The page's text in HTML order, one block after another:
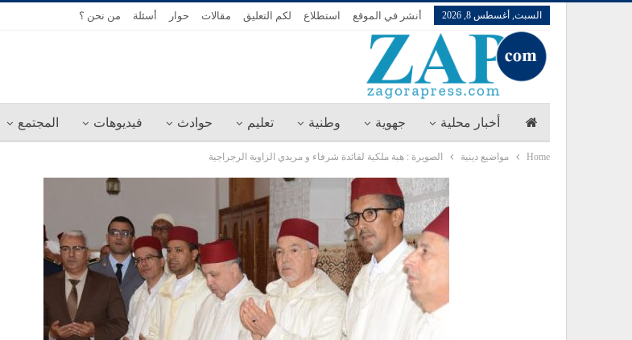
السبت, أغسطس 8, 2026 أنشر في الموقع استطلاع لكم التعليق مقالات حوار أسئلة من نحن ؟
أخبار محلية جهوية وطنية تعليم حوادث فيديوهات المجتمع
Home مواضيع دينية الصويرة : هبة ملكية لفائدة شرفاء و مريدي الزاوية الرجراجية